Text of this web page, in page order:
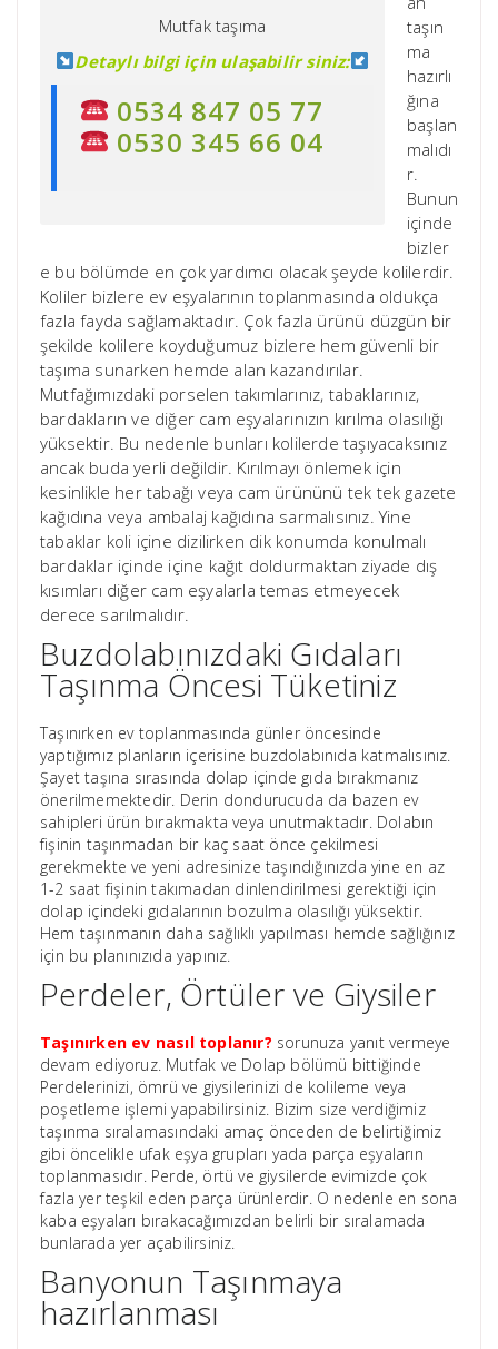
Mutfak taşıma
Detaylı bilgi için ulaşabilir siniz:
0534 847 05 77
0530 345 66 04
taşın
ma
hazırlı
ğına
başlan
malıdı
r.
Bunun
içinde
bizler
e bu bölümde en çok yardımcı olacak şeyde kolilerdir.
Koliler bizlere ev eşyalarının toplanmasında oldukça
fazla fayda sağlamaktadır. Çok fazla ürünü düzgün bir
şekilde kolilere koyduğumuz bizlere hem güvenli bir
taşıma sunarken hemde alan kazandırılar.
Mutfağımızdaki porselen takımlarınız, tabaklarınız,
bardakların ve diğer cam eşyalarınızın kırılma olasılığı
yüksektir. Bu nedenle bunları kolilerde taşıyacaksınız
ancak buda yerli değildir. Kırılmayı önlemek için
kesinlikle her tabağı veya cam ürününü tek tek gazete
kağıdına veya ambalaj kağıdına sarmalısınız. Yine
tabaklar koli içine dizilirken dik konumda konulmalı
bardaklar içinde içine kağıt doldurmaktan ziyade dış
kısımları diğer cam eşyalarla temas etmeyecek
derece sarılmalıdır.
Buzdolabınızdaki Gıdaları
Taşınma Öncesi Tüketiniz
Taşınırken ev toplanmasında günler öncesinde
yaptığımız planların içerisine buzdolabınıda katmalısınız.
Şayet taşına sırasında dolap içinde gıda bırakmanız
önerilmemektedir. Derin dondurucuda da bazen ev
sahipleri ürün bırakmakta veya unutmaktadır. Dolabın
fişinin taşınmadan bir kaç saat önce çekilmesi
gerekmekte ve yeni adresinize taşındığınızda yine en az
1-2 saat fişinin takımadan dinlendirilmesi gerektiği için
dolap içindeki gıdalarının bozulma olasılığı yüksektir.
Hem taşınmanın daha sağlıklı yapılması hemde sağlığınız
için bu planınızıda yapınız.
Perdeler, Örtüler ve Giysiler
Taşınırken ev nasıl toplanır? sorunuza yanıt vermeye
devam ediyoruz. Mutfak ve Dolap bölümü bittiğinde
Perdelerinizi, ömrü ve giysilerinizi de kolileme veya
poşetleme işlemi yapabilirsiniz. Bizim size verdiğimiz
taşınma sıralamasındaki amaç önceden de belirtiğimiz
gibi öncelikle ufak eşya grupları yada parça eşyaların
toplanmasıdır. Perde, örtü ve giysilerde evimizde çok
fazla yer teşkil eden parça ürünlerdir. O nedenle en sona
kaba eşyaları bırakacağımızdan belirli bir sıralamada
bunlarada yer açabilirsiniz.
Banyonun Taşınmaya
hazırlanması